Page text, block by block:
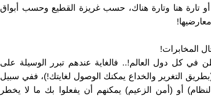
أو تارة هنا وتارة هناك، حسب غريزة القطيع وحسب أبواق
كل دول العالم!.. فالغاية عندهم تبرر الوسيلة على
التغرير والخداع يمكنك الوصول لغايتك!)، ففي سبيل
أو (أمن الزعيم) يمكنهم أن يفعلوا بك ما لا يخطر